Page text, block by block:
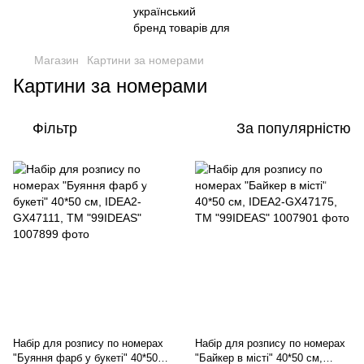
Магазин Картини за номерами
Картини за номерами
Фільтр За популярністю
Набір для розпису по номерах
"Буяння фарб у букеті" 40*50
Набір для розпису по номерах
"Байкер в місті" 40*50 см,